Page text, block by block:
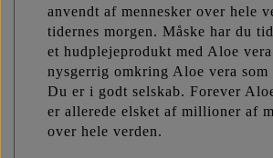
anvendt af mennesker over hele
tidernes morgen. Måske har du
et hudplejeprodukt med Aloe
nysgerrig omkring Aloe vera som
Du er i godt selskab. Forever
er allerede elsket af millioner af
over hele verden.